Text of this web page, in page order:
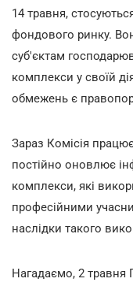
14 травня,
фондового ринку.
суб'єктам
комплекси у своїй
обмежень є
Зараз Комісія
постійно оновлює
комплекси, які
професійними
наслідки такого
Нагадаємо, 2 травня